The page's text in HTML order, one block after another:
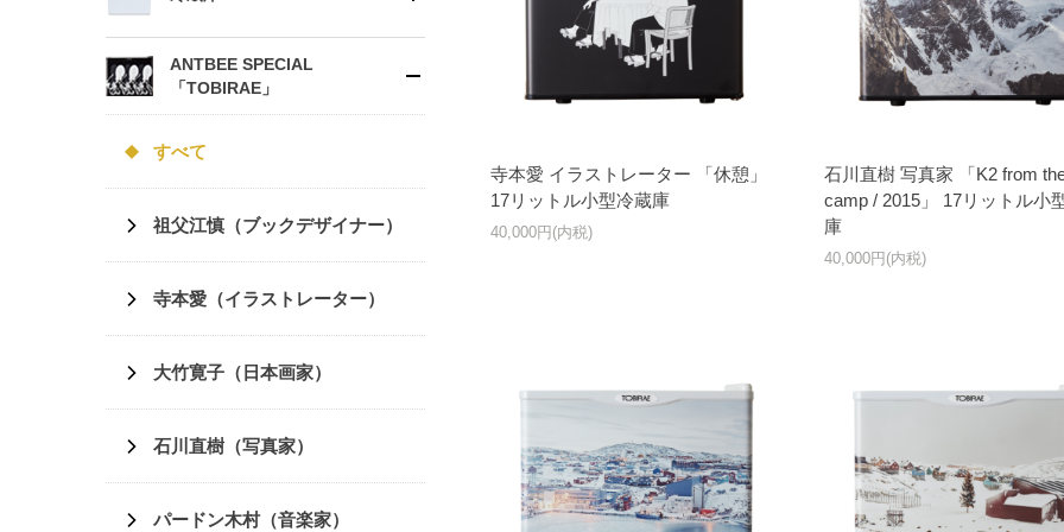
寺本愛 イラストレーター 「休憩」
17リットル小型冷蔵庫
40,000円(内税)
石川直樹 写真家 「K2 from
camp / 2015」 17リットル小
庫
40,000円(内税)
ANTBEE SPECIAL
「TOBIRAE」
すべて
祖父江慎（ブックデザイナー）
寺本愛（イラストレーター）
大竹寛子（日本画家）
石川直樹（写真家）
パードン木村（音楽家）